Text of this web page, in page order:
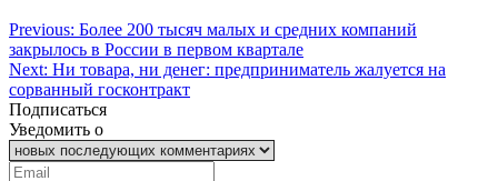
Previous: Более 200 тысяч малых и средних компаний
закрылось в России в первом квартале
Next: Ни товара, ни денег: предприниматель жалуется на
сорванный госконтракт
Подписаться
Уведомить о